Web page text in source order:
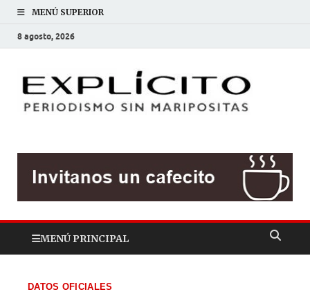
MENÚ SUPERIOR
8 agosto, 2026
MENÚ PRINCIPAL
DATOS OFICIALES